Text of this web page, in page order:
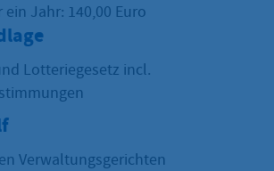
Jahr: 140,00 Euro
Lotteriegesetz incl.
Verwaltungsgerichten